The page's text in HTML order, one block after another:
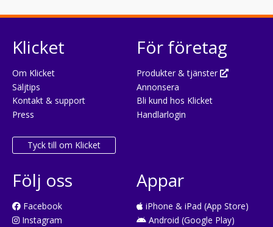
Klicket
Om Klicket
Säljtips
Kontakt & support
Press
Tyck till om Klicket
För företag
Produkter & tjänster
Annonsera
Bli kund hos Klicket
Handlarlogin
Följ oss
Facebook
Instagram
Appar
iPhone & iPad (App Store)
Android (Google Play)